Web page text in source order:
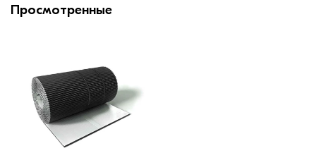
Просмотренные